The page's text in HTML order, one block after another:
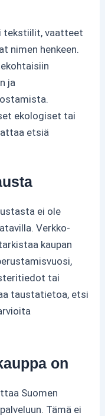
tekstiilit, vaatteet
nimen henkeen.
ja
ekologiset tai
etsiä
ei ole
Verkko-
kaupan
tai
taustatietoa, etsi
on
Suomen
Tämä ei